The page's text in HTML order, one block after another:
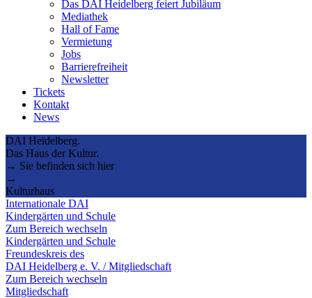
Das DAI Heidelberg feiert Jubiläum
Mediathek
Hall of Fame
Vermietung
Jobs
Barrierefreiheit
Newsletter
Tickets
Kontakt
News
DAI Heidelberg.
Das Haus der Kultur.
→ Sie befinden sich hier
→
Kulturhaus
Internationale DAI
Kindergärten und Schule
Zum Bereich wechseln
Kindergärten und Schule
Freundeskreis des
DAI Heidelberg e. V. / Mitgliedschaft
Zum Bereich wechseln
Mitgliedschaft